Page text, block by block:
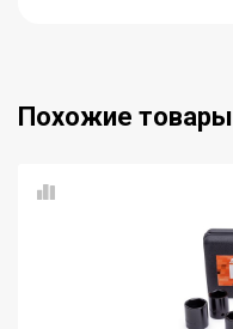
Похожие товары